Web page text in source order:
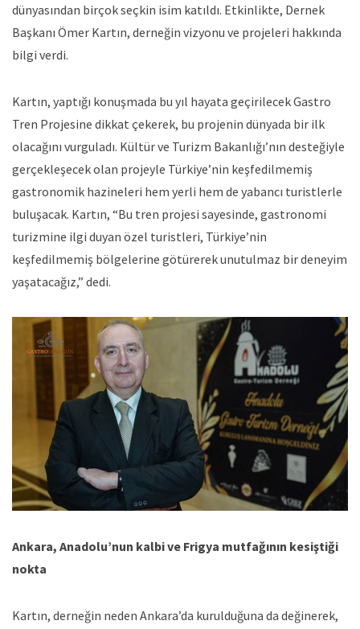
dünyasından birçok seçkin isim katıldı. Etkinlikte, Dernek
Başkanı Ömer Kartın, derneğin vizyonu ve projeleri hakkında
bilgi verdi.
Kartın, yaptığı konuşmada bu yıl hayata geçirilecek Gastro
Tren Projesine dikkat çekerek, bu projenin dünyada bir ilk
olacağını vurguladı. Kültür ve Turizm Bakanlığı’nın desteğiyle
gerçekleşecek olan projeyle Türkiye’nin keşfedilmemiş
gastronomik hazineleri hem yerli hem de yabancı turistlerle
buluşacak. Kartın, “Bu tren projesi sayesinde, gastronomi
turizmine ilgi duyan özel turistleri, Türkiye’nin
keşfedilmemiş bölgelerine götürerek unutulmaz bir deneyim
yaşatacağız,” dedi.
Ankara, Anadolu’nun kalbi ve Frigya mutfağının kesiştiği
nokta
Kartın, derneğin neden Ankara’da kurulduğuna da değinerek,